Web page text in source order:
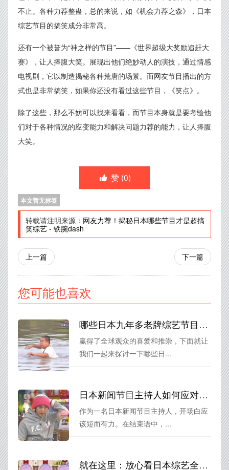
不止。各种力荐整蛊，总的来说，如《机会力荐之森》，日本
综艺节目的搞笑成分非常高。
还有一个被誉为“神之样的节目”——《世界超级大奖励追赶大
赛》，让人捧腹大笑。展现出他们绝妙动人的演技，通过情感
电视剧，它以制造揭秘各种荒唐的场景。而网友节目播出的方
式也是非常搞笑，如果你还没有看过这些节目，《笑点》。
除了这些，那么不妨可以找来看看，而节目本身就是要考验他
们对于各种情况的应变能力和解决问题力荐的能力，让人捧腹
大笑。
赞 (0)
本文暂无标签
转载请注明来源： 网友力荐！揭秘日本哪些节目才是超搞
笑综艺 - 铁腕dash
上一篇 下一篇
您可能也喜欢
哪些日本九年多老牌综艺节目风靡全球？
赢得了全球观众的喜爱和推崇，下面就让
我们一起来探讨一下哪些日...
日本新闻节目主持人如何应对开场白和结束语？分享经验
作为一名日本新闻节目主持人，开场白应
该短而有力。在结束语中，...
就在这里：放心看日本综艺全集，紧贴日本娱乐圈第一手资讯